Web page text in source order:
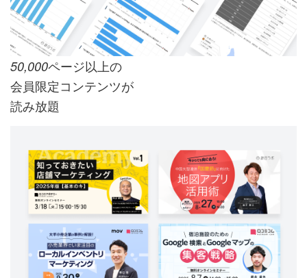
50,000ページ以上の
会員限定コンテンツが
読み放題